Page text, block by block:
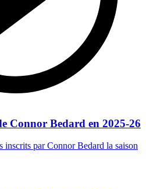
Connor Bedard en 2025-26
inscrits par Connor Bedard la saison